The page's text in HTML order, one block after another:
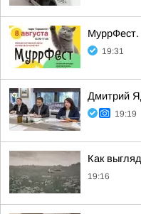
МуррФест.
19:31
Дмитрий
19:19
Как
19:16